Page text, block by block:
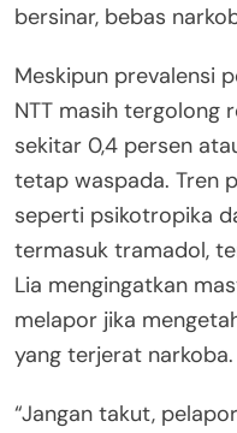
bersinar, bebas
Meskipun prevalensi
NTT masih tergolong
sekitar 0,4 persen
tetap waspada. Tren
seperti psikotropika
termasuk tramadol,
Lia mengingatkan
melapor jika
yang terjerat narkoba.
“Jangan takut,